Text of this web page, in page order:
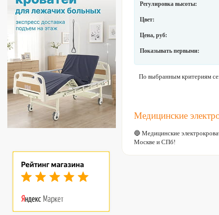
Регулировка высоты:
Цвет:
Цена, руб:
Показывать первыми:
По выбранным критериям
Медицинские
🔵 Медицинские
Москве и СПб!